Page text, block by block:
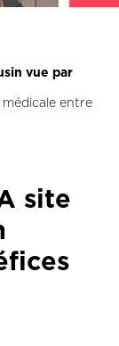
vue par
entre
site